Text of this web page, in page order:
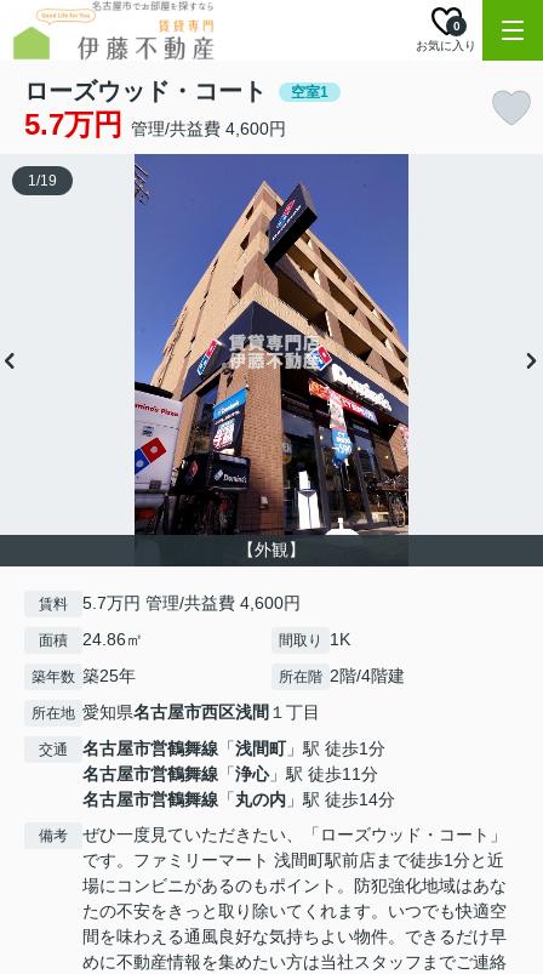
お気に入り
0
ローズウッド・コート 空室1
5.7万円 管理/共益費 4,600円
【外観】
1/19
賃料 5.7万円 管理/共益費 4,600円
面積 24.86㎡ 間取り 1K
築年数 築25年 所在階 2階/4階建
所在地 愛知県名古屋市西区浅間 １丁目
交通 名古屋市営鶴舞線 「浅間町」駅 徒歩1分
名古屋市営鶴舞線 「浄心」駅 徒歩11分
名古屋市営鶴舞線 「丸の内 」駅 徒歩14分
備考
ぜひ一度見ていただきたい、「ローズウッド・コート」
です。ファミリーマート 浅間町駅前店まで徒歩1分と近
場にコンビニがあるのもポイント。防犯強化地域はあな
たの不安をきっと取り除いてくれます。いつでも快適空
間を味わえる通風良好な気持ちよい物件。できるだけ早
めに不動産情報を集めたい方は当社スタッフまでご連絡